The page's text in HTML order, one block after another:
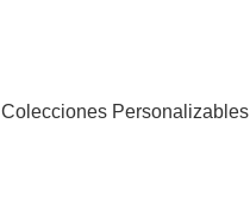
Colecciones Personalizables